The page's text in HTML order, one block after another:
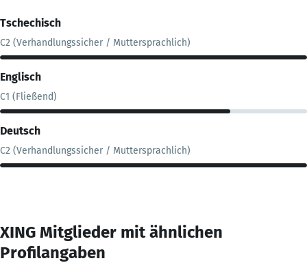
Tschechisch
C2 (Verhandlungssicher / Muttersprachlich)
Englisch
C1 (Fließend)
Deutsch
C2 (Verhandlungssicher / Muttersprachlich)
XING Mitglieder mit ähnlichen
Profilangaben